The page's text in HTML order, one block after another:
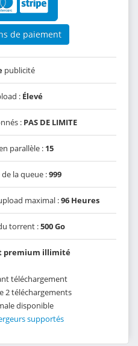
de paiement
publicité
: Élevé
: PAS DE LIMITE
parallèle : 15
la queue :999
maximal :96 Heures
torrent :500 Go
premium illimité
téléchargement
2 téléchargements
disponible
supportés